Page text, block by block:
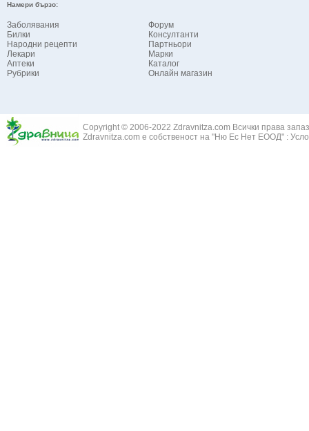
Намери бързо:
Заболявания
Билки
Народни рецепти
Лекари
Аптеки
Рубрики
Форум
Консултанти
Партньори
Марки
Каталог
Онлайн магазин
Copyright © 2006-2022 Zdravnitza.com Всички права
Zdravnitza.com е собственост на "Ню Ес Нет ЕООД" :